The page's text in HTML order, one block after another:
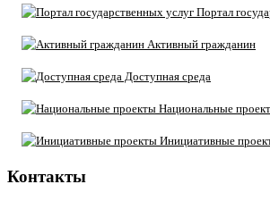
Портал
Активный гражданин
Доступная среда
Национальные
Инициативные
Контакты